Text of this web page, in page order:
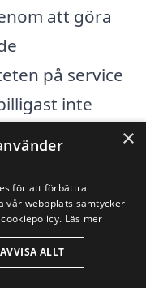
att göra
på service
inte
att du
faktorer
för
×
för att förbättra
vår webbplats samtycker
Läs mer
AVVISA ALLT